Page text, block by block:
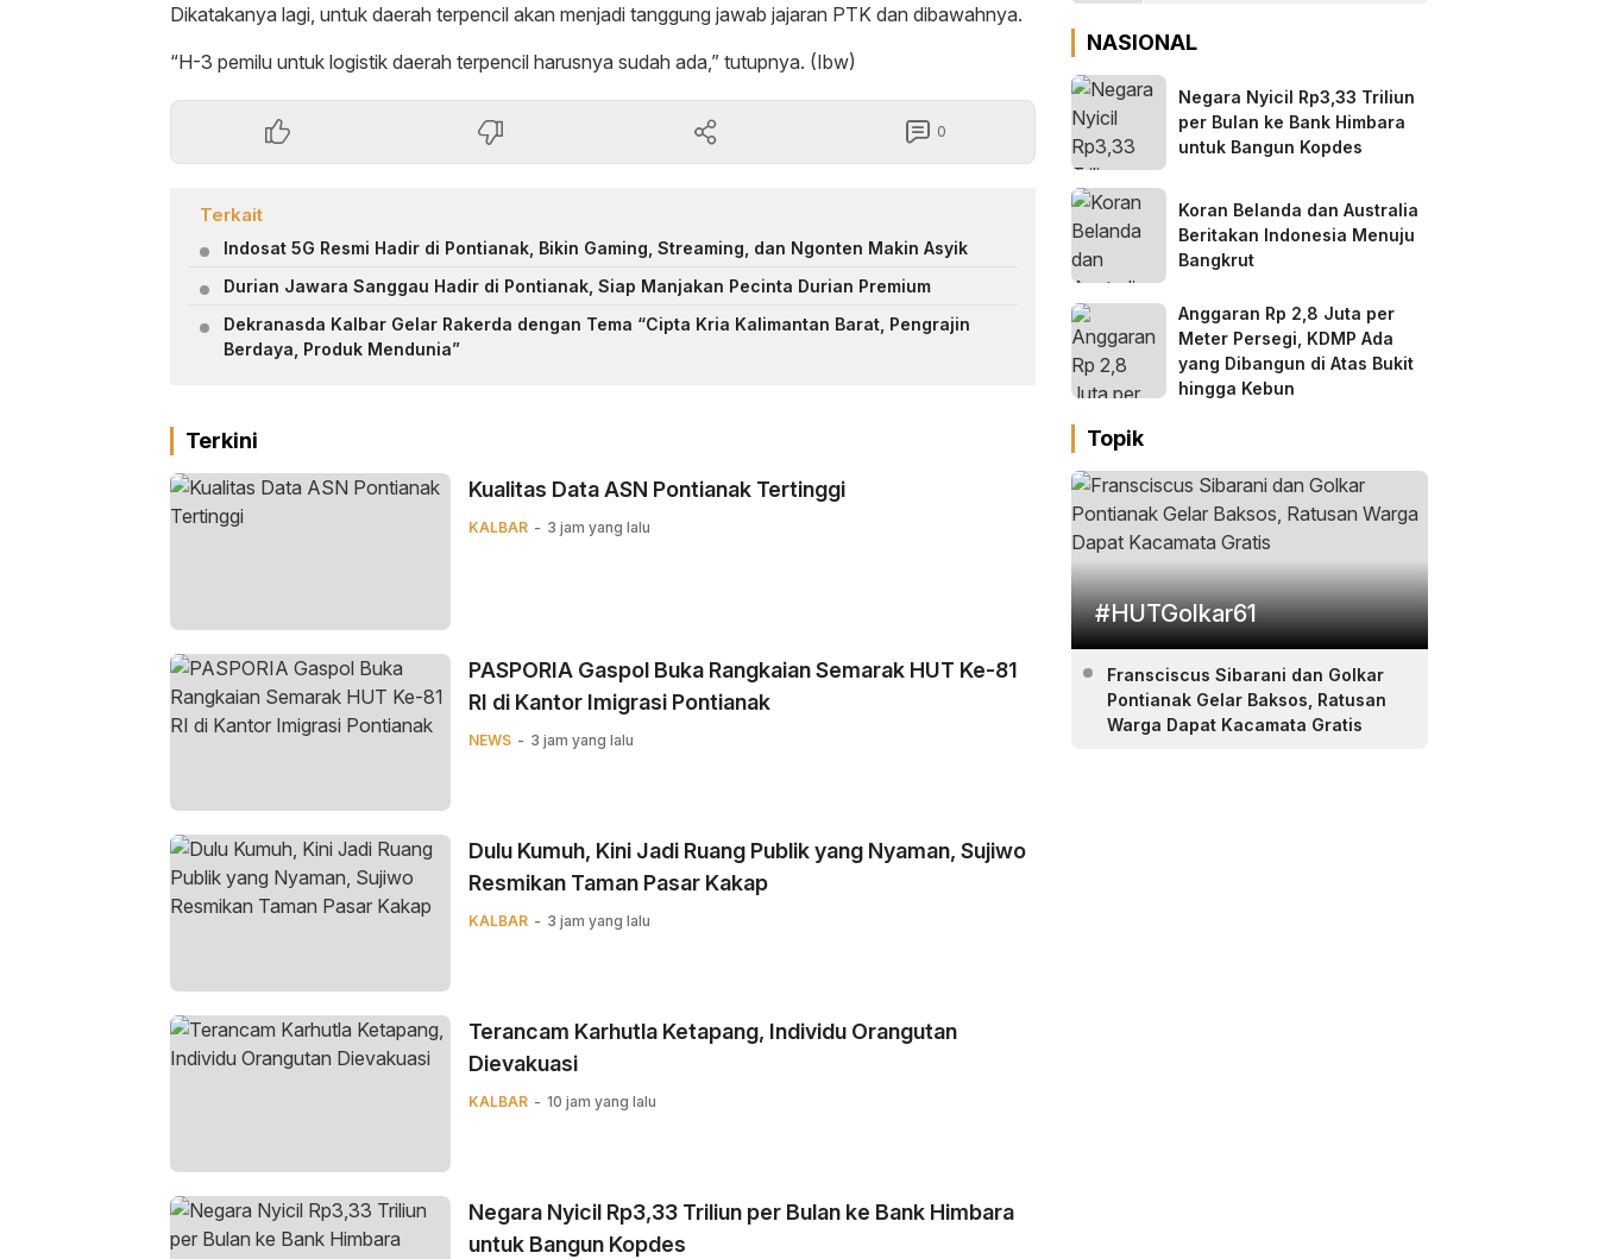
Dikatakanya lagi, untuk daerah terpencil akan menjadi tanggung jawab jajaran PTK dan dibawahnya.
“H-3 pemilu untuk logistik daerah terpencil harusnya sudah ada,” tutupnya. (Ibw)
0
Terkait
Indosat 5G Resmi Hadir di Pontianak, Bikin Gaming, Streaming, dan Ngonten Makin Asyik
Durian Jawara Sanggau Hadir di Pontianak, Siap Manjakan Pecinta Durian Premium
Dekranasda Kalbar Gelar Rakerda dengan Tema “Cipta Kria Kalimantan Barat, Pengrajin
Berdaya, Produk Mendunia”
Terkini
Kualitas Data ASN Pontianak Tertinggi
KALBAR 3 jam yang lalu
PASPORIA Gaspol Buka Rangkaian Semarak HUT Ke-81
RI di Kantor Imigrasi Pontianak
NEWS 3 jam yang lalu
Dulu Kumuh, Kini Jadi Ruang Publik yang Nyaman, Sujiwo
Resmikan Taman Pasar Kakap
KALBAR 3 jam yang lalu
Terancam Karhutla Ketapang, Individu Orangutan
Dievakuasi
KALBAR 10 jam yang lalu
Negara Nyicil Rp3,33 Triliun per Bulan ke Bank Himbara
untuk Bangun Kopdes
NASIONAL
Negara Nyicil Rp3,33 Triliun
per Bulan ke Bank Himbara
untuk Bangun Kopdes
Koran Belanda dan Australia
Beritakan Indonesia Menuju
Bangkrut
Anggaran Rp 2,8 Juta per
Meter Persegi, KDMP Ada
yang Dibangun di Atas Bukit
hingga Kebun
Topik
#HUTGolkar61
Fransciscus Sibarani dan Golkar
Pontianak Gelar Baksos, Ratusan
Warga Dapat Kacamata Gratis